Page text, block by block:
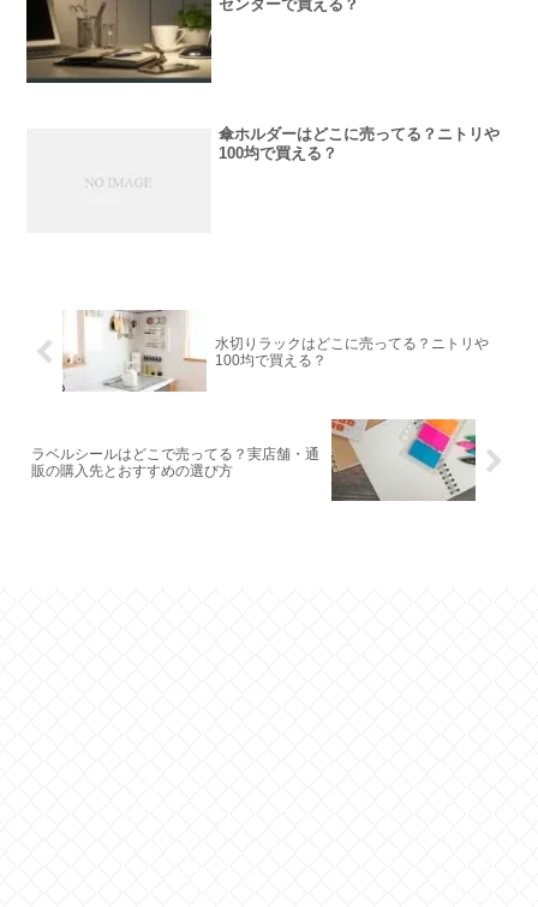
センターで買える？
傘ホルダーはどこに売ってる？ニトリや
100均で買える？
水切りラックはどこに売ってる？ニトリや
100均で買える？
ラベルシールはどこで売ってる？実店舗・通
販の購入先とおすすめの選び方